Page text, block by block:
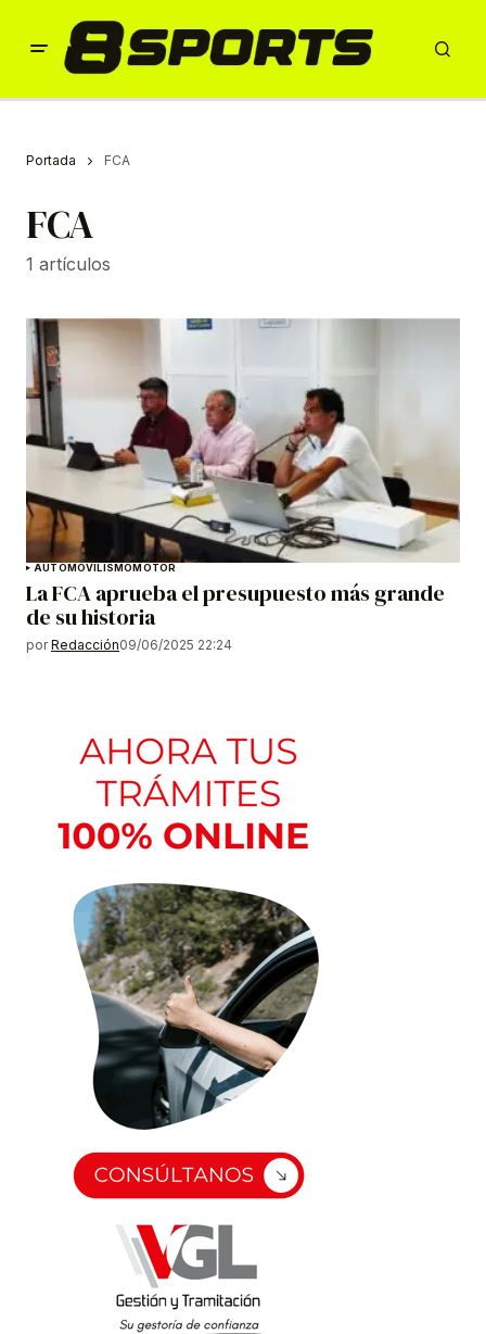
Portada FCA
FCA
1 artículos
AUTOMOVILISMOMOTOR
La FCA aprueba el presupuesto más grande
de su historia
por Redacción09/06/2025 22:24